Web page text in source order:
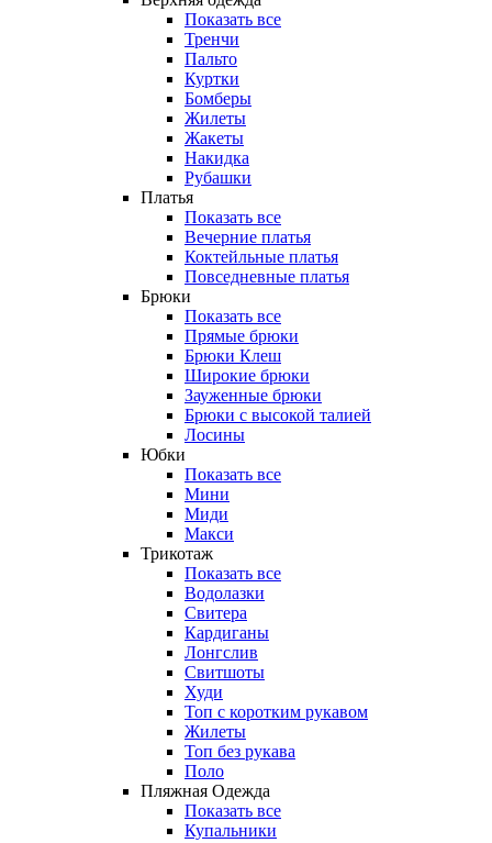
Показать все
Тренчи
Пальто
Куртки
Бомберы
Жилеты
Жакеты
Накидка
Рубашки
Платья
Показать все
Вечерние платья
Коктейльные платья
Повседневные платья
Брюки
Показать все
Прямые брюки
Брюки Клеш
Широкие брюки
Зауженные брюки
Брюки с высокой талией
Лосины
Юбки
Показать все
Мини
Миди
Макси
Трикотаж
Показать все
Водолазки
Свитера
Кардиганы
Лонгслив
Свитшоты
Худи
Топ с коротким рукавом
Жилеты
Топ без рукава
Поло
Пляжная Одежда
Показать все
Купальники